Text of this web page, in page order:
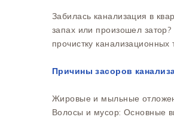
Забилась канализация в
запах или произошел
прочистку
Причины засоров
Жировые и мыльные
Волосы и мусор: Основные